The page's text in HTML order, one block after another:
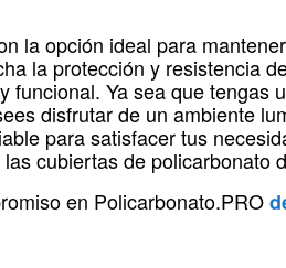
la opción ideal para
la protección y resistencia
funcional. Ya sea que tengas
disfrutar de un ambiente
para satisfacer tus
cubiertas de policarbonato
en Policarbonato.PRO